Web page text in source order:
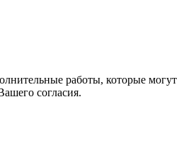
работы, которые могут
согласия.